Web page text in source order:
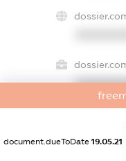
document.dueToDate 19.05.21